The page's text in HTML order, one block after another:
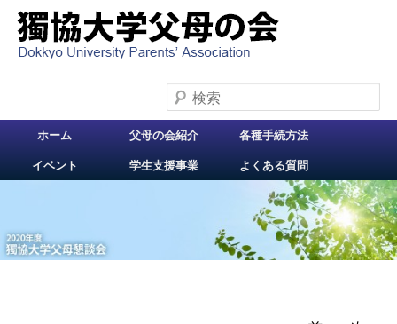
検索
メインメニュー
メインコンテンツへ
移動
ホーム 父母の会紹介
各種手続方法
イベント
学生支援事業 よくある質問